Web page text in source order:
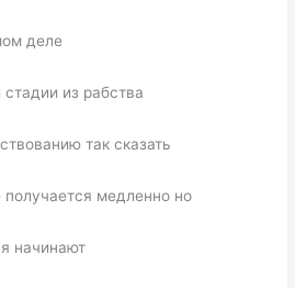
деле
из рабства
так сказать
медленно но
начинают